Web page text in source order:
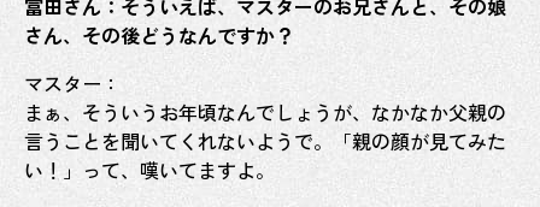
富田さん：そういえば、マスターのお兄さんと、その娘
さん、その後どうなんですか？
マスター：
まぁ、そういうお年頃なんでしょうが、なかなか父親の
言うことを聞いてくれないようで。「親の顔が見てみた
い！」って、嘆いてますよ。